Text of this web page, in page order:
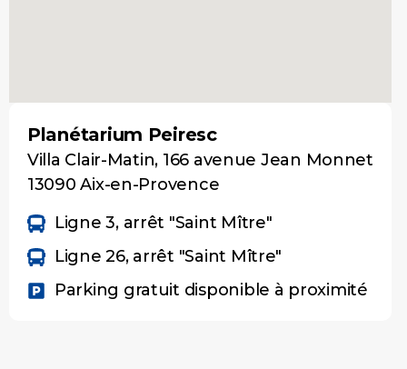
Planétarium Peiresc
Villa Clair-Matin, 166 avenue Jean Monnet
13090 Aix-en-Provence
Ligne 3, arrêt "Saint Mître"
Ligne 26, arrêt "Saint Mître"
Parking gratuit disponible à proximité